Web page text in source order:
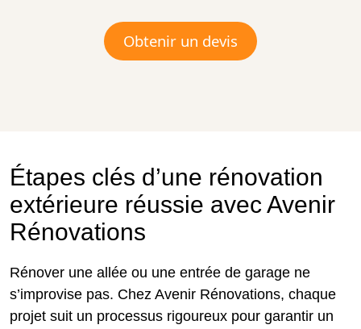
Obtenir un devis
Étapes clés d’une rénovation
extérieure réussie avec Avenir
Rénovations
Rénover une allée ou une entrée de garage ne
s’improvise pas. Chez Avenir Rénovations, chaque
projet suit un processus rigoureux pour garantir un